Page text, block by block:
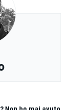
Non ho mai avuto